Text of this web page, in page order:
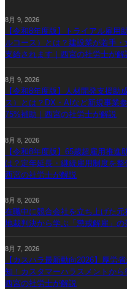
8月 9, 2026
【令和8年度版】トライアル雇用
ルコース）とは？建設業が若手
支給されます｜西宮の社労士が解
8月 9, 2026
【令和8年度版】人材開発支援助
ス）とは？DX・AIなど新規事業
75%補助｜西宮の社労士が解説
8月 8, 2026
【令和8年度版】65歳超雇用推
は？定年延長・継続雇用制度を
西宮の社労士が解説
8月 8, 2026
在職中に競合会社を立ち上げた
地裁判決から学ぶ「懲戒解雇」
8月 7, 2026
【カスハラ最新動向2026】厚労
知！カスタマーハラスメントか
西宮の社労士が解説